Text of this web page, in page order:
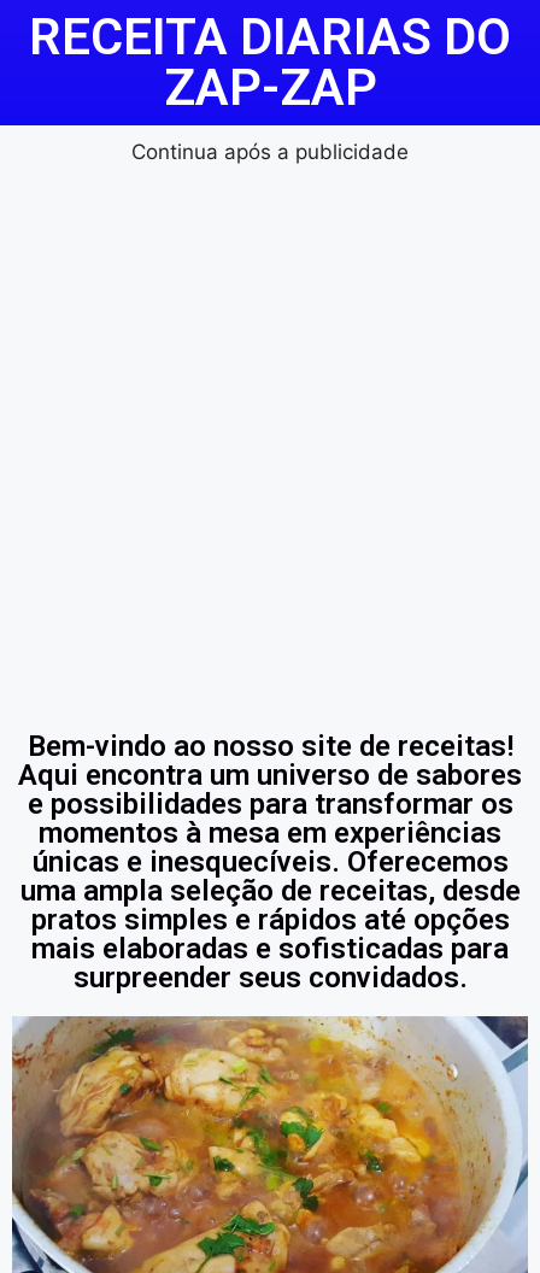
RECEITA DIARIAS DO
ZAP-ZAP
Continua após a publicidade
Bem-vindo ao nosso site de receitas!
Aqui encontra um universo de sabores
e possibilidades para transformar os
momentos à mesa em experiências
únicas e inesquecíveis. Oferecemos
uma ampla seleção de receitas, desde
pratos simples e rápidos até opções
mais elaboradas e sofisticadas para
surpreender seus convidados.